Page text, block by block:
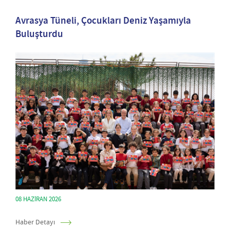
Avrasya Tüneli, Çocukları Deniz Yaşamıyla
Buluşturdu
08 HAZIRAN 2026
Haber Detayı